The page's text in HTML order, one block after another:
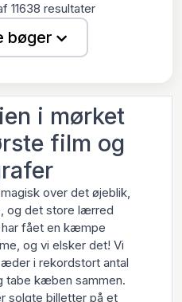
11638 resultater
bøger
i mørket
film og
over det øjeblik,
og det store lærred
fået en kæmpe
og vi elsker det! Vi
i rekordstort antal
tabe kæben sammen.
solgte billetter på et